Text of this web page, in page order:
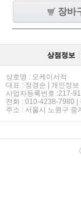
장바
상점정보
상호명 : 오케이서적
대표 : 정경순 | 개인정
사업자등록번호 :217-
전화 : 010-4238-7980 |
주소 : 서울시 노원구